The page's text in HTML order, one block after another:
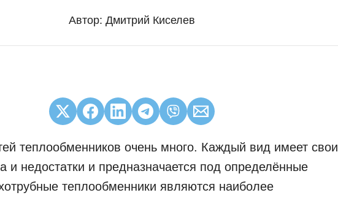
Автор: Дмитрий Киселев
теплообменников очень много. Каждый вид имеет свои
и недостатки и предназначается под определённые
теплообменники являются наиболее